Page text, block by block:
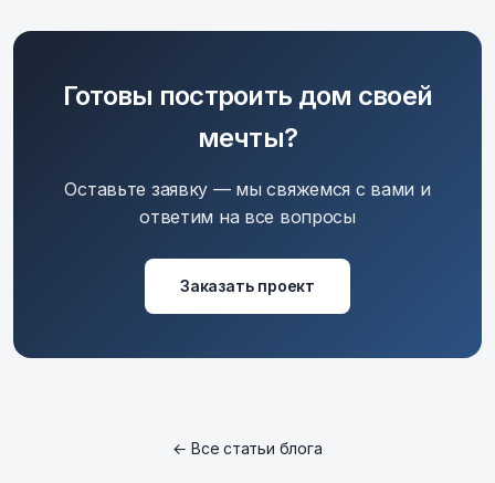
Готовы построить дом своей
мечты?
Оставьте заявку — мы свяжемся с вами и
ответим на все вопросы
Заказать проект
← Все статьи блога